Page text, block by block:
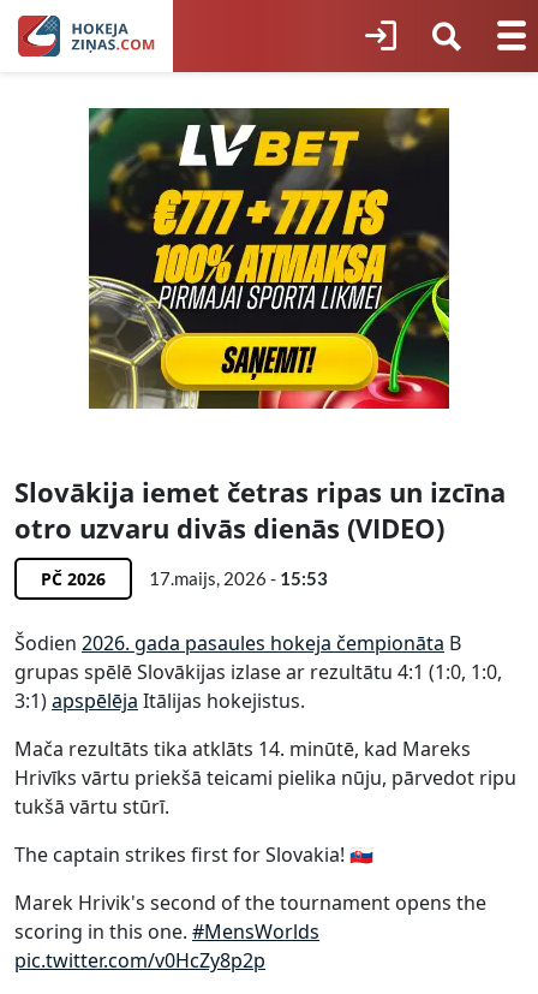
Slovākija iemet četras ripas un izcīna
otro uzvaru divās dienās (VIDEO)
PČ 2026 17.maijs, 2026 - 15:53
Šodien 2026. gada pasaules hokeja čempionāta B
grupas spēlē Slovākijas izlase ar rezultātu 4:1 (1:0, 1:0,
3:1)apspēlēja Itālijas hokejistus.
Mača rezultāts tika atklāts 14. minūtē, kad Mareks
Hrivīks vārtu priekšā teicami pielika nūju, pārvedot ripu
tukšā vārtu stūrī.
The captain strikes first for Slovakia! 🇸🇰
Marek Hrivik's second of the tournament opens the
scoring in this one. #MensWorlds
pic.twitter.com/v0HcZy8p2p